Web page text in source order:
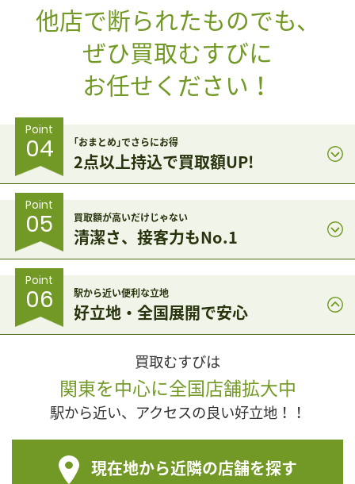
他店で断られたものでも、
ぜひ買取むすびに
お任せください！
Point
04 ｢おまとめ｣でさらにお得
2点以上持込で買取額UP!
Point
05 買取額が高いだけじゃない
清潔さ、接客力もNo.1
Point
06 駅から近い便利な立地
好立地・全国展開で安心
買取むすびは
関東を中心に全国店舗拡大中
駅から近い、アクセスの良い好立地！！
現在地から近隣の店舗を探す